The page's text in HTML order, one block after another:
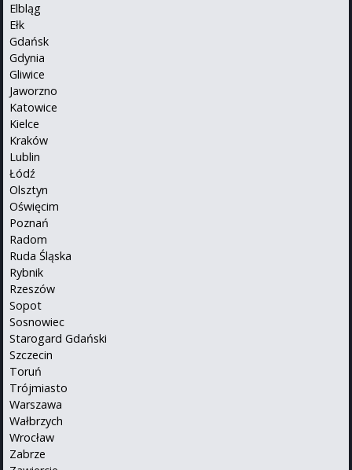
Elbląg
Ełk
Gdańsk
Gdynia
Gliwice
Jaworzno
Katowice
Kielce
Kraków
Lublin
Łódź
Olsztyn
Oświęcim
Poznań
Radom
Ruda Śląska
Rybnik
Rzeszów
Sopot
Sosnowiec
Starogard Gdański
Szczecin
Toruń
Trójmiasto
Warszawa
Wałbrzych
Wrocław
Zabrze